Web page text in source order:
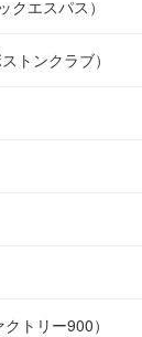
クエスパス）
トンクラブ）
トリー900）